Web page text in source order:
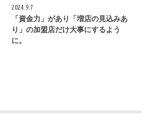
2024.9.7
「資金力」があり「増店の見込みあ
り」の加盟店だけ大事にするよう
に。